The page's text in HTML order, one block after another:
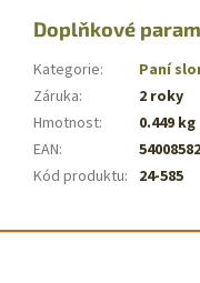
Doplňkové
Kategorie:
Paní
Záruka:
2 roky
Hmotnost:
0.449 kg
EAN:
Kód produktu: 24-585